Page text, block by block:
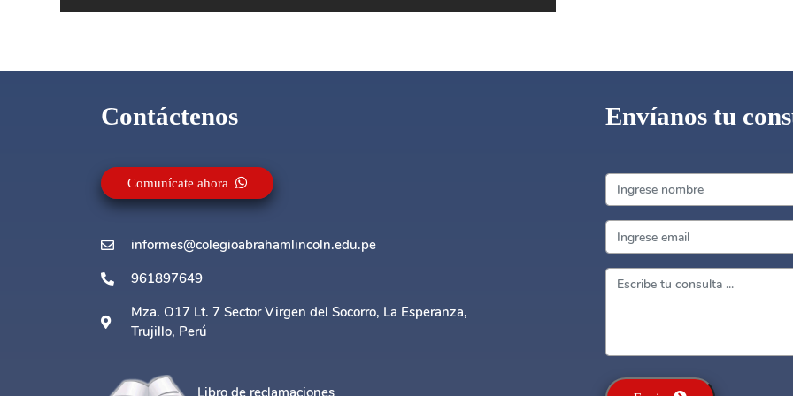
Contáctenos
Comunícate ahora
informes@colegioabrahamlincoln.edu.pe
961897649
Mza. O17 Lt. 7 Sector Virgen del Socorro, La Esperanza,
Trujillo, Perú
Libro de reclamaciones
Envíanos tu